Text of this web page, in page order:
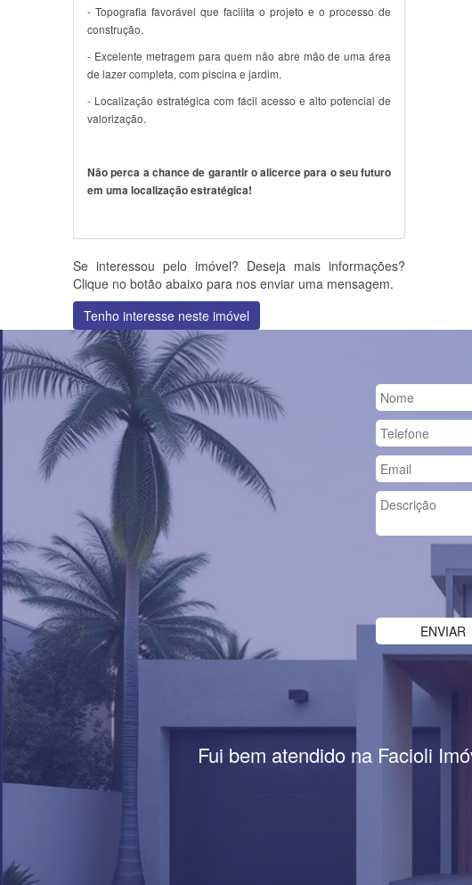
- Topografia favorável que facilita o projeto e o processo de
construção.
- Excelente metragem para quem não abre mão de uma área
de lazer completa, com piscina e jardim.
- Localização estratégica com fácil acesso e alto potencial de
valorização.
Não perca a chance de garantir o alicerce para o seu futuro
em uma localização estratégica!
Se interessou pelo imóvel? Deseja mais informações?
Clique no botão abaixo para nos enviar uma mensagem.
Tenho interesse neste imóvel
Fui bem atendido na Facioli